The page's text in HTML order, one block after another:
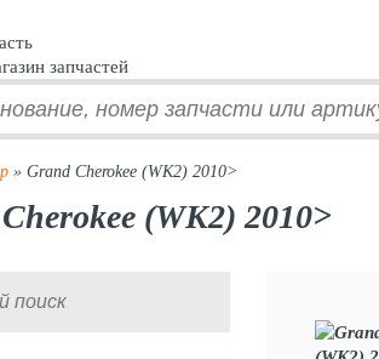
запчастей
» Grand Cherokee (WK2) 2010>
(WK2) 2010>